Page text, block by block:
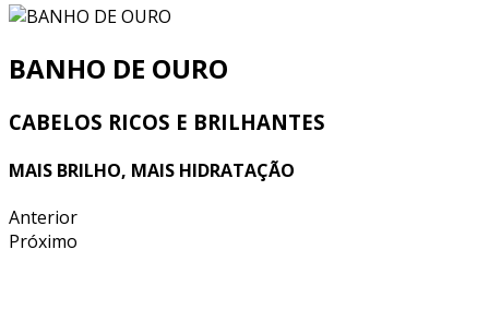
BANHO DE OURO
CABELOS RICOS E BRILHANTES
MAIS BRILHO, MAIS HIDRATAÇÃO
Anterior
Próximo